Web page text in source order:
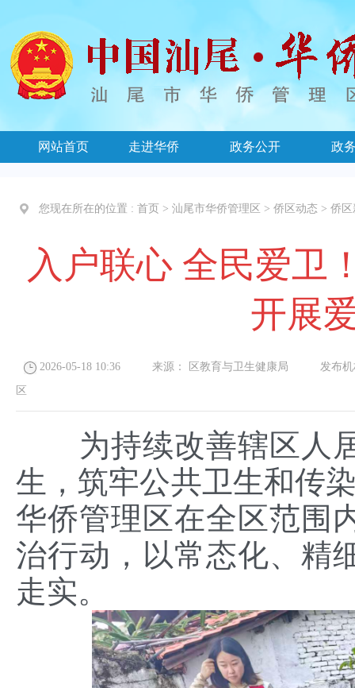
网站首页 走进华侨 政务公开 政
您现在所在的位置 : 首页 > 汕尾市华侨管理区 > 侨区动态 > 侨区
入户联心 全民爱卫
开展
2026-05-18 10:36 来源： 区教育与卫生健康局 发布机
区
为持续改善辖区人
生，筑牢公共卫生和传
华侨管理区在全区范围
治行动，以常态化、精
走实。